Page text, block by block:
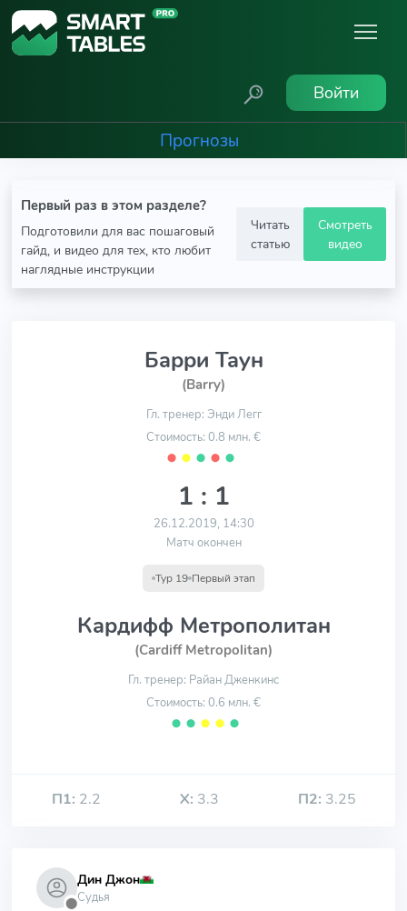
Войти
Прогнозы
Первый раз в этом разделе?
Подготовили для вас пошаговый
гайд, и видео для тех, кто любит
наглядные инструкции
Читать
статью
Смотреть
видео
Барри Таун
(Barry)
Гл. тренер: Энди Легг
Стоимость: 0.8 млн. €
⬤ ⬤ ⬤ ⬤ ⬤
1 : 1
26.12.2019, 14:30
Матч окончен
Тур 19 Первый этап
Кардифф Метрополитан
(Cardiff Metropolitan)
Гл. тренер: Райан Дженкинс
Стоимость: 0.6 млн. €
⬤ ⬤ ⬤ ⬤ ⬤
П1: 2.2 Х: 3.3 П2: 3.25
⬤
Дин Джон
Судья